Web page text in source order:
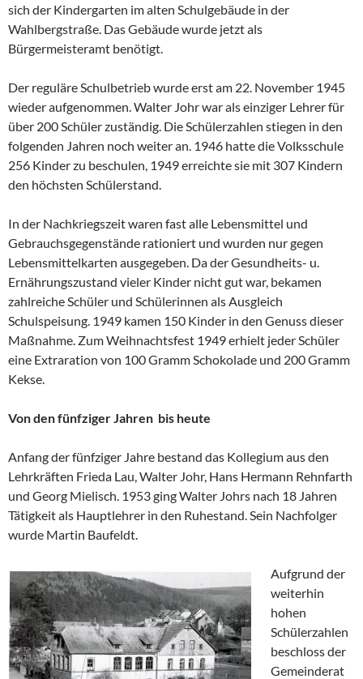
sich der Kindergarten im alten Schulgebäude in der
Wahlbergstraße. Das Gebäude wurde jetzt als
Bürgermeisteramt benötigt.
Der reguläre Schulbetrieb wurde erst am 22. November 1945
wieder aufgenommen. Walter Johr war als einziger Lehrer für
über 200 Schüler zuständig. Die Schülerzahlen stiegen in den
folgenden Jahren noch weiter an. 1946 hatte die Volksschule
256 Kinder zu beschulen, 1949 erreichte sie mit 307 Kindern
den höchsten Schülerstand.
In der Nachkriegszeit waren fast alle Lebensmittel und
Gebrauchsgegenstände rationiert und wurden nur gegen
Lebensmittelkarten ausgegeben. Da der Gesundheits- u.
Ernährungszustand vieler Kinder nicht gut war, bekamen
zahlreiche Schüler und Schülerinnen als Ausgleich
Schulspeisung. 1949 kamen 150 Kinder in den Genuss dieser
Maßnahme. Zum Weihnachtsfest 1949 erhielt jeder Schüler
eine Extraration von 100 Gramm Schokolade und 200 Gramm
Kekse.
Von den fünfziger Jahren bis heute
Anfang der fünfziger Jahre bestand das Kollegium aus den
Lehrkräften Frieda Lau, Walter Johr, Hans Hermann Rehnfarth
und Georg Mielisch. 1953 ging Walter Johrs nach 18 Jahren
Tätigkeit als Hauptlehrer in den Ruhestand. Sein Nachfolger
wurde Martin Baufeldt.
Aufgrund der
weiterhin
hohen
Schülerzahlen
beschloss der
Gemeinderat